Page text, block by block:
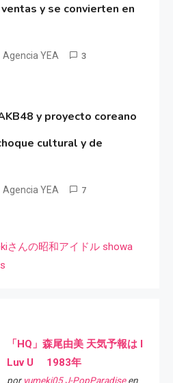
y se convierten en
Agencia YEA 3
y proyecto coreano
cultural y de
Agencia YEA 7
さんの昭和アイドル showa
「HQ」森尾由美 天気予報は I
Luv U 1983年
por yumeki05 J-PopParadiseen